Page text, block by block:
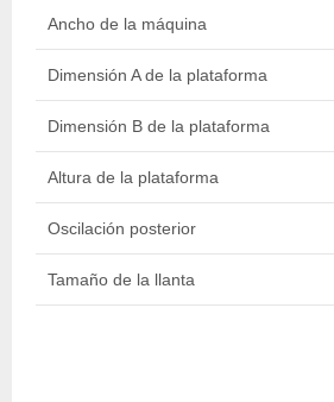
Ancho de la máquina
Dimensión A de la plataforma
Dimensión B de la plataforma
Altura de la plataforma
Oscilación posterior
Tamaño de la llanta